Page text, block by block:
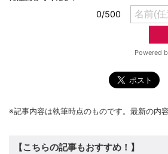
※記事内容は執筆時点のものです。最新の内
【こちらの記事もおすすめ！】